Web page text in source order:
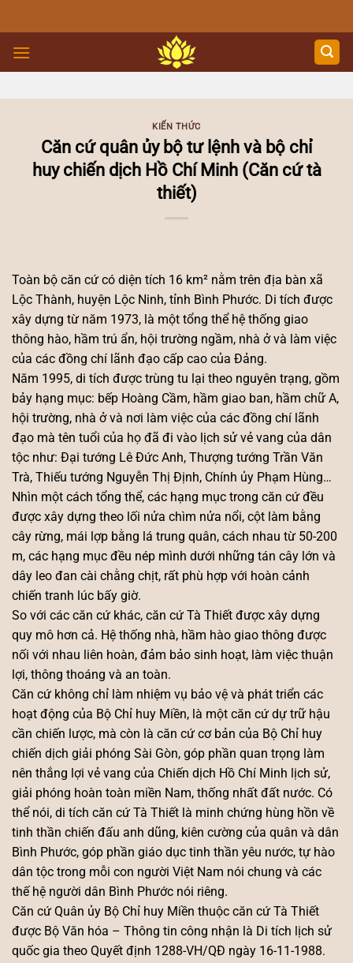
to
content
KIẾN THỨC
Căn cứ quân ủy bộ tư lệnh và bộ chỉ
huy chiến dịch Hồ Chí Minh (Căn cứ tà
thiết)
Toàn bộ căn cứ có diện tích 16 km² nằm trên địa bàn xã
Lộc Thành, huyện Lộc Ninh, tỉnh Bình Phước. Di tích được
xây dựng từ năm 1973, là một tổng thể hệ thống giao
thông hào, hầm trú ẩn, hội trường ngầm, nhà ở và làm việc
của các đồng chí lãnh đạo cấp cao của Đảng.
Năm 1995, di tích được trùng tu lại theo nguyên trạng, gồm
bảy hạng mục: bếp Hoàng Cầm, hầm giao ban, hầm chữ A,
hội trường, nhà ở và nơi làm việc của các đồng chí lãnh
đạo mà tên tuổi của họ đã đi vào lịch sử vẻ vang của dân
tộc như: Đại tướng Lê Đức Anh, Thượng tướng Trần Văn
Trà, Thiếu tướng Nguyễn Thị Định, Chính ủy Phạm Hùng…
Nhìn một cách tổng thể, các hạng mục trong căn cứ đều
được xây dựng theo lối nửa chìm nửa nổi, cột làm bằng
cây rừng, mái lợp bằng lá trung quân, cách nhau từ 50-200
m, các hạng mục đều nép mình dưới những tán cây lớn và
dây leo đan cài chằng chịt, rất phù hợp với hoàn cảnh
chiến tranh lúc bấy giờ.
So với các căn cứ khác, căn cứ Tà Thiết được xây dựng
quy mô hơn cả. Hệ thống nhà, hầm hào giao thông được
nối với nhau liên hoàn, đảm bảo sinh hoạt, làm việc thuận
lợi, thông thoáng và an toàn.
Căn cứ không chỉ làm nhiệm vụ bảo vệ và phát triển các
hoạt động của Bộ Chỉ huy Miền, là một căn cứ dự trữ hậu
cần chiến lược, mà còn là căn cứ cơ bản của Bộ Chỉ huy
chiến dịch giải phóng Sài Gòn, góp phần quan trọng làm
nên thắng lợi vẻ vang của Chiến dịch Hồ Chí Minh lịch sử,
giải phóng hoàn toàn miền Nam, thống nhất đất nước. Có
thể nói, di tích căn cứ Tà Thiết là minh chứng hùng hồn về
tinh thần chiến đấu anh dũng, kiên cường của quân và dân
Bình Phước, góp phần giáo dục tinh thần yêu nước, tự hào
dân tộc trong mỗi con người Việt Nam nói chung và các
thế hệ người dân Bình Phước nói riêng.
Căn cứ Quân ủy Bộ Chỉ huy Miền thuộc căn cứ Tà Thiết
được Bộ Văn hóa – Thông tin công nhận là Di tích lịch sử
quốc gia theo Quyết định 1288-VH/QĐ ngày 16-11-1988.